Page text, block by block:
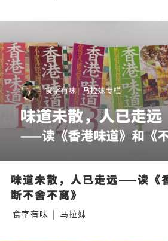
味道未散，人已走远——读《
断不舍不离》
食字有味 | 马拉妹